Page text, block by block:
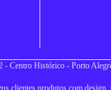
- Centro Histórico - Porto
clientes produtos com